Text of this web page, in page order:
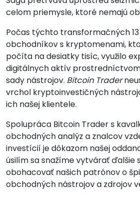
celom priemysle, ktoré nemajú
Počas týchto transformačných
obchodníkov s kryptomenami,
počíta na desiatky tisíc, využilo
digitálnych aktív
sady nástrojov. Bitcoin Trader
vrchol kryptoinvestičných
ich našej klientele.
Spolupráca Bitcoin Trader s
obchodných analýz a znalcov
investícií je dôkazom našej
úsilím sa snažíme vytvárať ďalšie
obohacovať našich patrónov o
obchodných nástrojov a zdrojov